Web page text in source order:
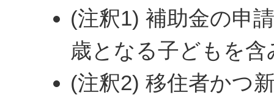
(注釈1) 補助金の申
歳となる子どもを含
(注釈2) 移住者かつ